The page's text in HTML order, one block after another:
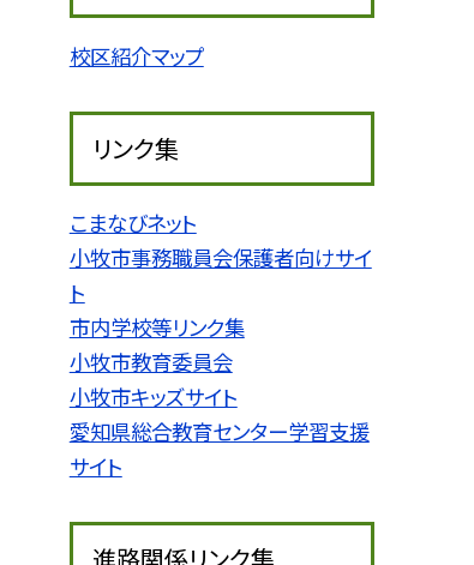
校区紹介マップ
リンク集
こまなびネット
小牧市事務職員会保護者向けサイ
ト
市内学校等リンク集
小牧市教育委員会
小牧市キッズサイト
愛知県総合教育センター学習支援
サイト